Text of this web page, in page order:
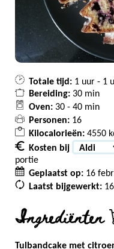
Totale tijd: 1 uur - 1
Bereiding: 30 min
Oven: 30 - 40 min
Personen: 16
Kilocalorieën: 4550
Kosten bij
portie
Geplaatst op: 16
Laatst bijgewerkt:
Ingrediënten
Tulbandcake met